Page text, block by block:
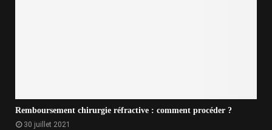
Remboursement chirurgie réfractive : comment procéder ?
30 juillet 2021